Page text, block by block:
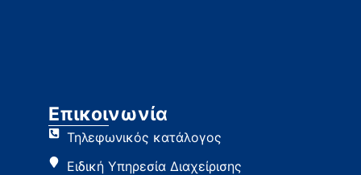
Επικοινωνία
Τηλεφωνικός κατάλογος
Ειδική Υπηρεσία Διαχείρισης